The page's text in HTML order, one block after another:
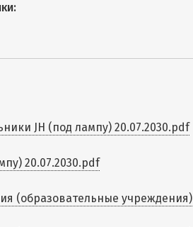
JH (под лампу) 20.07.2030.pdf
20.07.2030.pdf
(образовательные учреждения)